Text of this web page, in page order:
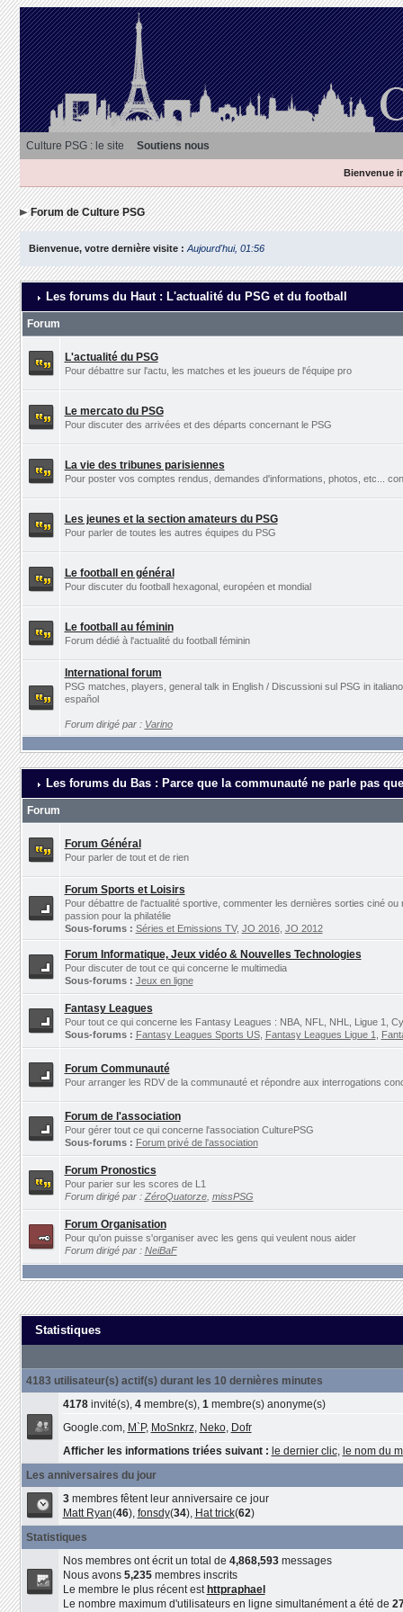
Culture PSG : le site Soutiens nous
Bienvenue
Forum de Culture PSG
Bienvenue, votre dernière visite : Aujourd'hui, 01:56
Les forums du Haut : L'actualité du PSG et du football
Forum
L'actualité du PSG
Pour débattre sur l'actu, les matches et les joueurs de l'équipe pro
Le mercato du PSG
Pour discuter des arrivées et des départs concernant le PSG
La vie des tribunes parisiennes
Pour poster vos comptes rendus, demandes d'informations, photos, etc...
Les jeunes et la section amateurs du PSG
Pour parler de toutes les autres équipes du PSG
Le football en général
Pour discuter du football hexagonal, européen et mondial
Le football au féminin
Forum dédié à l'actualité du football féminin
International forum
PSG matches, players, general talk in English / Discussioni sul PSG in
español
Forum dirigé par : Varino
Les forums du Bas : Parce que la communauté ne parle pas
Forum
Forum Général
Pour parler de tout et de rien
Forum Sports et Loisirs
Pour débattre de l'actualité sportive, commenter les dernières sorties ciné ou
passion pour la philatélie
Sous-forums : Séries et Emissions TV, JO 2016, JO 2012
Forum Informatique, Jeux vidéo & Nouvelles Technologies
Pour discuter de tout ce qui concerne le multimedia
Sous-forums : Jeux en ligne
Fantasy Leagues
Pour tout ce qui concerne les Fantasy Leagues : NBA, NFL, NHL, Ligue 1,
Sous-forums : Fantasy Leagues Sports US, Fantasy Leagues Ligue 1
Forum Communauté
Pour arranger les RDV de la communauté et répondre aux interrogations
Forum de l'association
Pour gérer tout ce qui concerne l'association CulturePSG
Sous-forums : Forum privé de l'association
Forum Pronostics
Pour parier sur les scores de L1
Forum dirigé par : ZéroQuatorze, missPSG
Forum Organisation
Pour qu'on puisse s'organiser avec les gens qui veulent nous aider
Forum dirigé par : NeiBaF
Statistiques
4183 utilisateur(s) actif(s) durant les 10 dernières minutes
4178invité(s), 4membre(s), 1membre(s) anonyme(s)
Google.com, M`P, MoSnkrz, Neko, Dofr
Afficher les informations triées suivant : le dernier clic, le nom du
Les anniversaires du jour
3membres fêtent leur anniversaire ce jour
Matt Ryan(46), fonsdy(34), Hat trick(62)
Statistiques
Nos membres ont écrit un total de 4,868,593messages
Nous avons 5,235membres inscrits
Le membre le plus récent est httpraphael
Le nombre maximum d'utilisateurs en ligne simultanément a été de